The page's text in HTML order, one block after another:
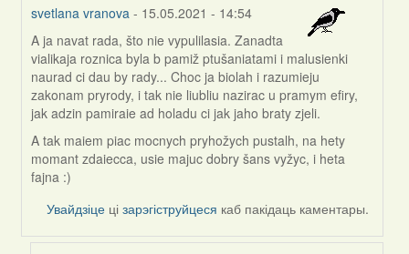
svetlana vranova - 15.05.2021 - 14:54
In
reply
to
by
Harrier
A ja navat rada, što nie vypulilasia. Zanadta
vialikaja roznica byla b pamiž ptušaniatami i malusienki
naurad ci dau by rady... Choc ja biolah i razumieju
zakonam pryrody, i tak nie liubliu nazirac u pramym efiry,
jak adzin pamiraie ad holadu ci jak jaho braty zjeli.
A tak maiem piac mocnych pryhožych pustalh, na hety
momant zdaiecca, usie majuc dobry šans vyžyc, i heta
fajna :)
Увайдзіце цізарэгіструйцеся каб пакідаць каментары.